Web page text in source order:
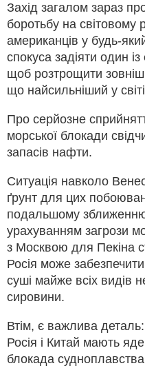
Захід загалом зараз
боротьбу на світовому
американців у будь-
спокуса задіяти один із
щоб розтрощити
що найсильніший у
Про серйозне
морської блокади
запасів нафти.
Ситуація навколо
ґрунт для цих
подальшому
урахуванням загрози
з Москвою для Пекіна
Росія може
суші майже всіх видів
сировини.
Втім, є важлива
Росія і Китай мають
блокада судноплавства